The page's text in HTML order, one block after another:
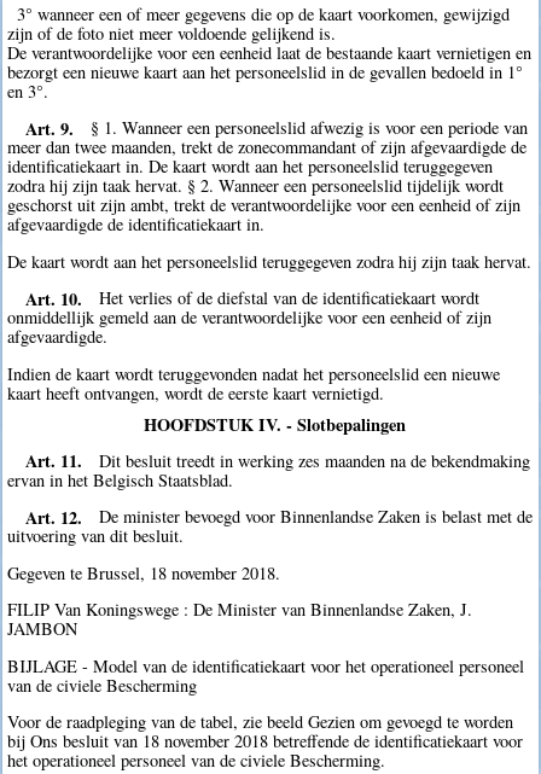
3° wanneer een of meer gegevens die op de kaart voorkomen, gewijzigd
zijn of de foto niet meer voldoende gelijkend is.
De verantwoordelijke voor een eenheid laat de bestaande kaart vernietigen en
bezorgt een nieuwe kaart aan het personeelslid in de gevallen bedoeld in 1°
en 3°.
Art. 9.
§ 1. Wanneer een personeelslid afwezig is voor een periode van
meer dan twee maanden, trekt de zonecommandant of zijn afgevaardigde de
identificatiekaart in. De kaart wordt aan het personeelslid teruggegeven
zodra hij zijn taak hervat. § 2. Wanneer een personeelslid tijdelijk wordt
geschorst uit zijn ambt, trekt de verantwoordelijke voor een eenheid of zijn
afgevaardigde de identificatiekaart in.
De kaart wordt aan het personeelslid teruggegeven zodra hij zijn taak hervat.
Art. 10.
Het verlies of de diefstal van de identificatiekaart wordt
onmiddellijk gemeld aan de verantwoordelijke voor een eenheid of zijn
afgevaardigde.
Indien de kaart wordt teruggevonden nadat het personeelslid een nieuwe
kaart heeft ontvangen, wordt de eerste kaart vernietigd.
HOOFDSTUK IV. - Slotbepalingen
Art. 11.
Dit besluit treedt in werking zes maanden na de bekendmaking
ervan in het Belgisch Staatsblad.
Art. 12.
De minister bevoegd voor Binnenlandse Zaken is belast met de
uitvoering van dit besluit.
Gegeven te Brussel, 18 november 2018.
FILIP Van Koningswege : De Minister van Binnenlandse Zaken, J.
JAMBON
BIJLAGE - Model van de identificatiekaart voor het operationeel personeel
van de civiele Bescherming
Voor de raadpleging van de tabel, zie beeld Gezien om gevoegd te worden
bij Ons besluit van 18 november 2018 betreffende de identificatiekaart voor
het operationeel personeel van de civiele Bescherming.